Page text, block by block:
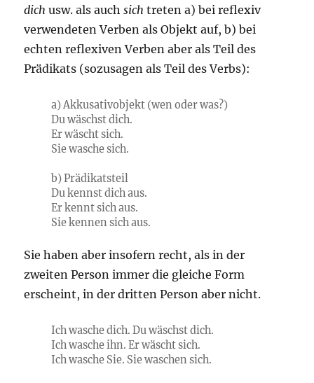
dich usw. als auchsich treten a) bei reflexiv
verwendeten Verben als Objekt auf, b) bei
echten reflexiven Verben aber als Teil des
Prädikats (sozusagen als Teil des Verbs):
a) Akkusativobjekt (wen oder was?)
Du wäschst dich.
Er wäscht sich.
Sie wasche sich.
b) Prädikatsteil
Du kennst dich aus.
Er kennt sich aus.
Sie kennen sich aus.
Sie haben aber insofern recht, als in der
zweiten Person immer die gleiche Form
erscheint, in der dritten Person aber nicht.
Ich wasche dich. Du wäschst dich.
Ich wasche ihn. Er wäscht sich.
Ich wasche Sie. Sie waschen sich.